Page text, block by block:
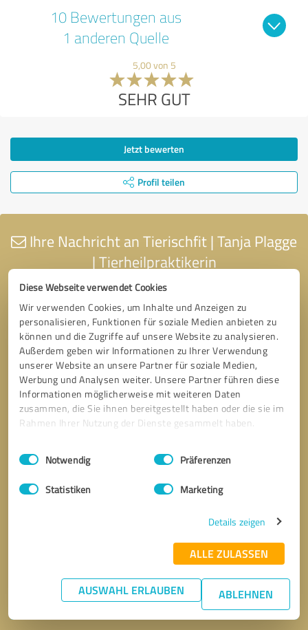
Diese Webseite verwendet Cookies
Wir verwenden Cookies, um Inhalte und Anzeigen zu
personalisieren, Funktionen für soziale Medien anbieten zu
können und die Zugriffe auf unsere Website zu analysieren.
Außerdem geben wir Informationen zu Ihrer Verwendung
unserer Website an unsere Partner für soziale Medien,
Werbung und Analysen weiter. Unsere Partner führen diese
Informationen möglicherweise mit weiteren Daten
zusammen, die Sie ihnen bereitgestellt haben oder die sie im
Rahmen Ihrer Nutzung der Dienste gesammelt haben.
Impressum Datenschutzbestimmungen
Einwilligungsauswahl
Notwendig Präferenzen
Statistiken Marketing
Details zeigen
ALLE ZULASSEN
AUSWAHL ERLAUBEN ABLEHNEN
10 Bewertungen aus
1 anderen Quelle
5,00 von 5
SEHR GUT
Jetzt bewerten
Profil teilen
Ihre Nachricht an Tierischfit | Tanja Plagge
| Tierheilpraktikerin